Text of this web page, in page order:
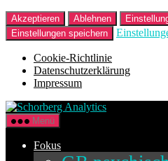
Akzeptieren Ablehnen
Einstellungen speichern
Cookie-Richtlinie
Datenschutzerklärung
Impressum
Direkt
zum
Inhalt
wechseln
Schorberg
Menü
Fokus